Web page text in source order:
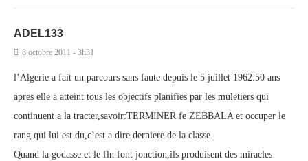
ADEL133
8 octobre 2011 - 3h31
l’Algerie a fait un parcours sans faute depuis le 5 juillet 1962.50 ans
apres elle a atteint tous les objectifs planifies par les muletiers qui
continuent a la tracter,savoir:TERMINER fe ZEBBALA et occuper le
rang qui lui est du,c’est a dire derniere de la classe.
Quand la godasse et le fln font jonction,ils produisent des miracles